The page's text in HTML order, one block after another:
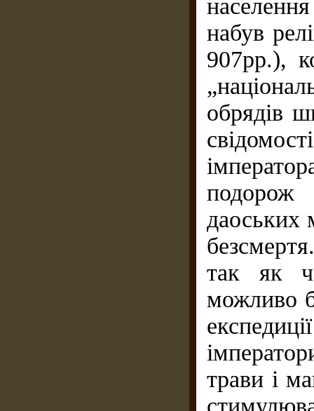
набув
907рр.),
обрядів
подорож
даоських
так як
можливо
трави і